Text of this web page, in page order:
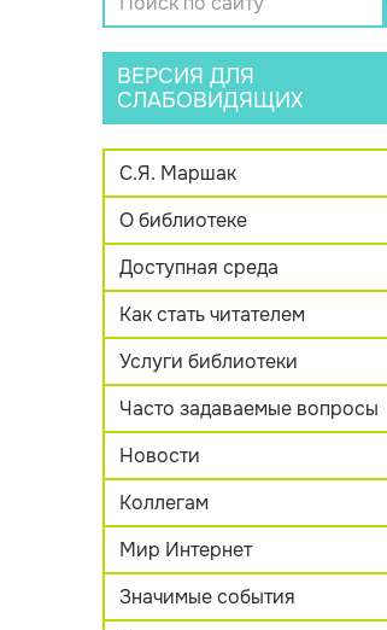
ВЕРСИЯ ДЛЯ
СЛАБОВИДЯЩИХ
С.Я. Маршак
О библиотеке
Доступная среда
Как стать читателем
Услуги библиотеки
Часто задаваемые вопросы
Новости
Коллегам
Мир Интернет
Значимые события